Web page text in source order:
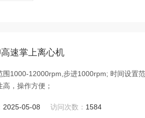
速掌上离心机
围1000-12000rpm,步进1000rpm; 时间设置
，操作方便；
2025-05-08 访问次数： 1584